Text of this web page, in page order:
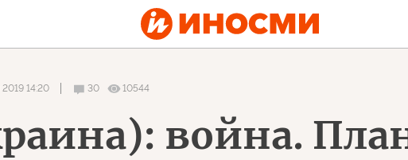
14:20 30 10544
война.